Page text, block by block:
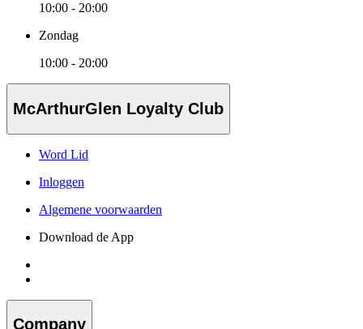
10:00 - 20:00
Zondag
10:00 - 20:00
McArthurGlen Loyalty Club
Word Lid
Inloggen
Algemene voorwaarden
Download de App
Company